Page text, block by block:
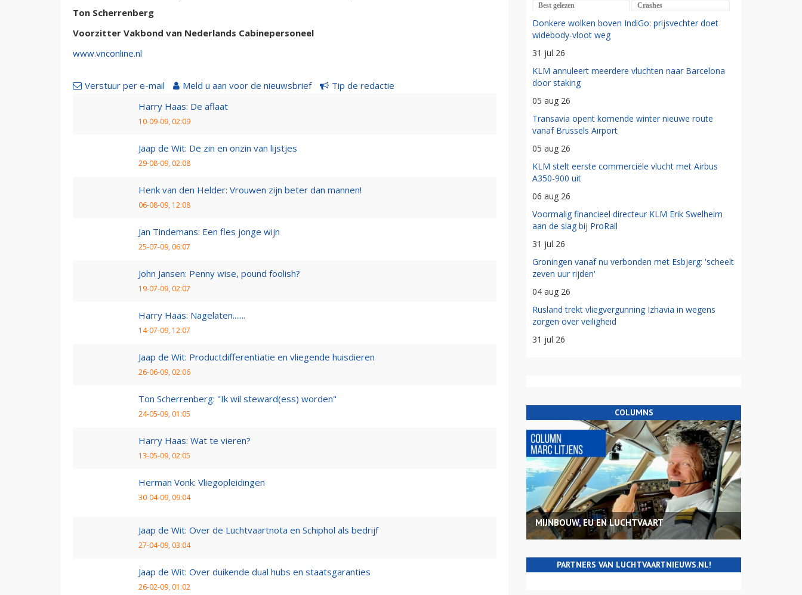
Ton Scherrenberg
Voorzitter Vakbond van Nederlands Cabinepersoneel
www.vnconline.nl
Verstuur per e-mail Meld u aan voor de nieuwsbrief
Tip de redactie
Harry Haas: De aflaat
10-09-09, 02:09
Jaap de Wit: De zin en onzin van lijstjes
29-08-09, 02:08
Henk van den Helder: Vrouwen zijn beter dan mannen!
06-08-09, 12:08
Jan Tindemans: Een fles jonge wijn
25-07-09, 06:07
John Jansen: Penny wise, pound foolish?
19-07-09, 02:07
Harry Haas: Nagelaten.......
14-07-09, 12:07
Jaap de Wit: Productdifferentiatie en vliegende huisdieren
26-06-09, 02:06
Ton Scherrenberg: "Ik wil steward(ess) worden"
24-05-09, 01:05
Harry Haas: Wat te vieren?
13-05-09, 02:05
Herman Vonk: Vliegopleidingen
30-04-09, 09:04
Jaap de Wit: Over de Luchtvaartnota en Schiphol als bedrijf
27-04-09, 03:04
Jaap de Wit: Over duikende dual hubs en staatsgaranties
26-02-09, 01:02
Best gelezen Crashes
Donkere wolken boven IndiGo: prijsvechter doet
widebody-vloot weg
31 jul 26
KLM annuleert meerdere vluchten naar Barcelona
door staking
05 aug 26
Transavia opent komende winter nieuwe route
vanaf Brussels Airport
05 aug 26
KLM stelt eerste commerciële vlucht met Airbus
A350-900 uit
06 aug 26
Voormalig financieel directeur KLM Erik Swelheim
aan de slag bij ProRail
31 jul 26
Groningen vanaf nu verbonden met Esbjerg: 'scheelt
zeven uur rijden'
04 aug 26
Rusland trekt vliegvergunning Izhavia in wegens
zorgen over veiligheid
31 jul 26
COLUMNS
MIJNBOUW, EU EN LUCHTVAART
PARTNERS VAN LUCHTVAARTNIEUWS.NL!